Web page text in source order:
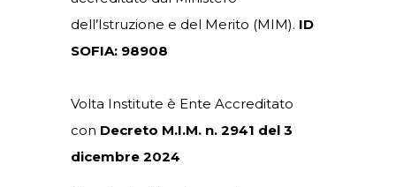
dell’Istruzione e del Merito (MIM). ID
SOFIA: 98908
Volta Institute è Ente Accreditato
con Decreto M.I.M. n. 2941 del 3
dicembre 2024